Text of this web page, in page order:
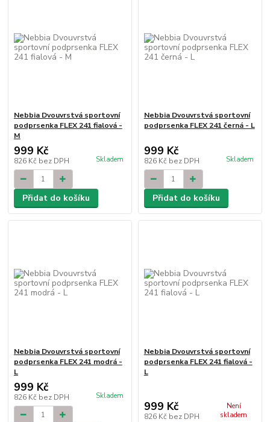
Nebbia Dvouvrstvá sportovní
podprsenka FLEX 241 fialová -
M
999 Kč
826 Kč bez DPH Skladem
Přidat do košíku
Nebbia Dvouvrstvá sportovní
podprsenka FLEX 241 černá - L
999 Kč
826 Kč bez DPH Skladem
Přidat do košíku
Nebbia Dvouvrstvá sportovní
podprsenka FLEX 241 modrá -
L
999 Kč
826 Kč bez DPH Skladem
Nebbia Dvouvrstvá sportovní
podprsenka FLEX 241 fialová -
L
999 Kč
826 Kč bez DPH
Není
skladem